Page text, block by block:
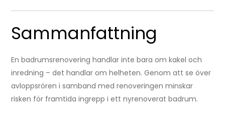
Sammanfattning
En badrumsrenovering handlar inte bara om kakel och
inredning – det handlar om helheten. Genom att se över
avloppsrören i samband med renoveringen minskar
risken för framtida ingrepp i ett nyrenoverat badrum.